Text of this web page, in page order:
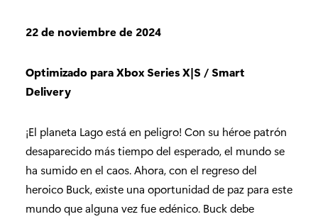
22 de noviembre de 2024
Optimizado para Xbox Series X|S / Smart
Delivery
¡El planeta Lago está en peligro! Con su héroe patrón
desaparecido más tiempo del esperado, el mundo se
ha sumido en el caos. Ahora, con el regreso del
heroico Buck, existe una oportunidad de paz para este
mundo que alguna vez fue edénico. Buck debe